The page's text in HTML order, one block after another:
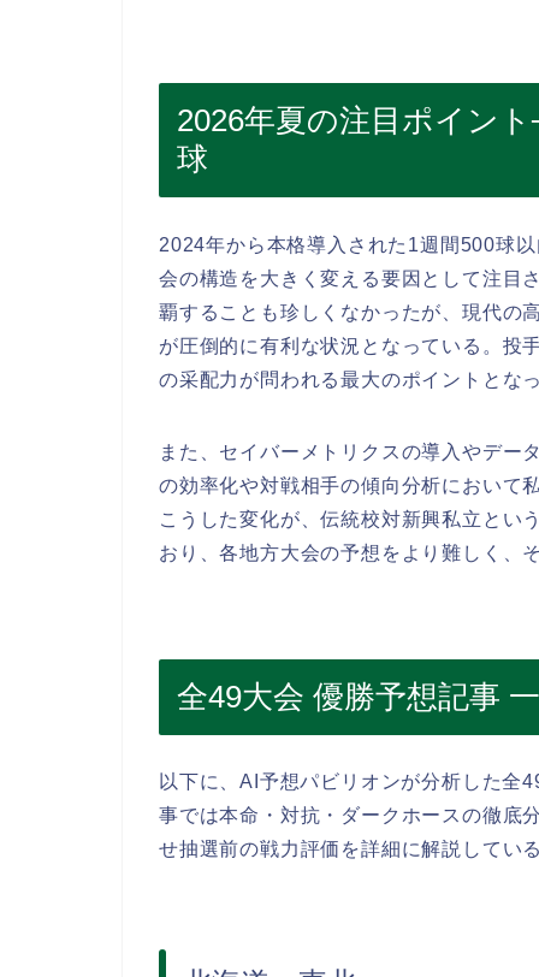
2026年夏の注目ポイン
球
2024年から本格導入された1週間500球
会の構造を大きく変える要因として注目
覇することも珍しくなかったが、現代の
が圧倒的に有利な状況となっている。投
の采配力が問われる最大のポイントとな
また、セイバーメトリクスの導入やデー
の効率化や対戦相手の傾向分析において
こうした変化が、伝統校対新興私立とい
おり、各地方大会の予想をより難しく、
全49大会 優勝予想記事
以下に、AI予想パビリオンが分析した全
事では本命・対抗・ダークホースの徹底
せ抽選前の戦力評価を詳細に解説してい